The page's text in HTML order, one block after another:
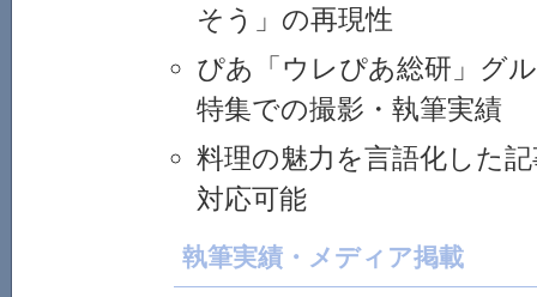
そう」の再現性
ぴあ「ウレぴあ総研」グ
特集での撮影・執筆実績
料理の魅力を言語化した
対応可能
執筆実績・メディア掲載